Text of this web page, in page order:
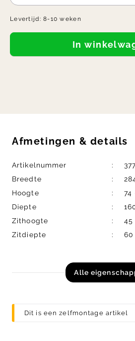
Levertijd:8-10 weken
In
Afmetingen & details
Artikelnummer
Breedte
Hoogte
74
Diepte
Zithoogte
45
Zitdiepte
60
Alle
Dit is een zelfmontage artikel